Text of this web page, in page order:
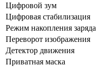
Цифровой зум
Цифровая стабилизация
Режим накопления заряда
Переворот изображения
Детектор движения
Приватная маска